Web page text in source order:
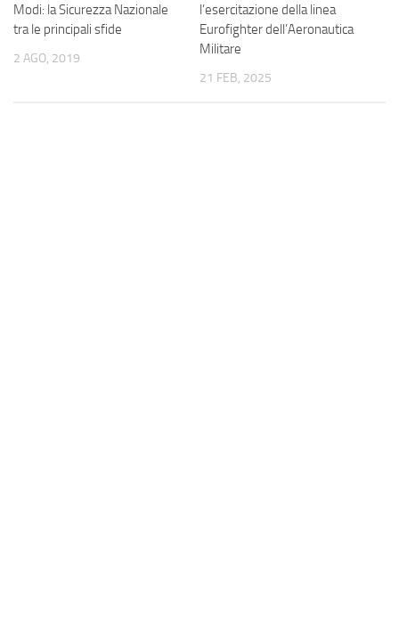
Modi: la Sicurezza Nazionale
tra le principali sfide
2 AGO, 2019
l’esercitazione della linea
Eurofighter dell’Aeronautica
Militare
21 FEB, 2025